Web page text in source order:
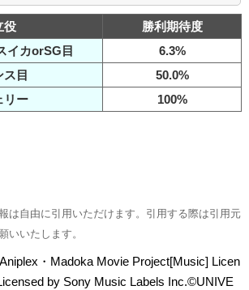
役
勝利期待度
イカorSG目
6.3%
目
50.0%
リー
100%
は自由に引用いただけます。引用する際は引用元
いいたします。
・Madoka Movie Project[Music] Licen
by Sony Music Labels Inc.©UNIVE